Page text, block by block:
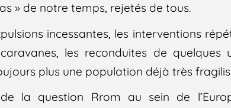
» de notre temps, rejetés de tous.
incessantes, les interventions
les reconduites de quelques
plus une population déjà très
la question Rrom au sein de